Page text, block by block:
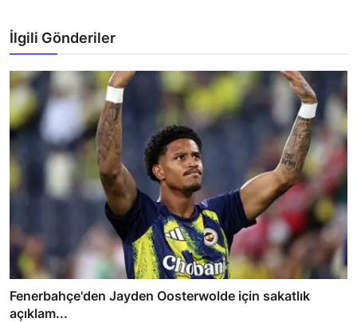
İlgili Gönderiler
Fenerbahçe'den Jayden Oosterwolde için sakatlık
açıklam...